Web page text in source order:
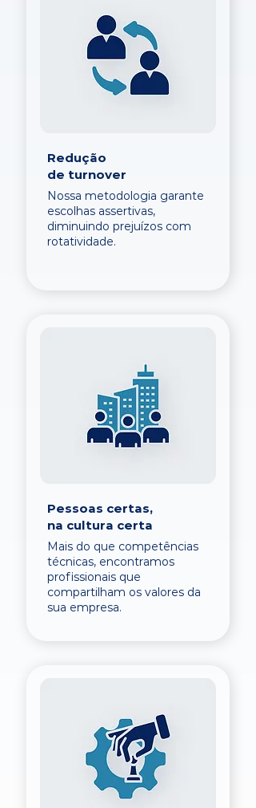
Redução
de turnover
Nossa metodologia garante
escolhas assertivas,
diminuindo prejuízos com
rotatividade.
Pessoas certas,
na cultura certa
Mais do que competências
técnicas, encontramos
profissionais que
compartilham os valores da
sua empresa.